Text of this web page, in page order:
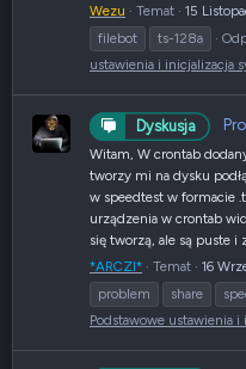
Wezu
Temat 15
filebot
ts-128a
ustawienia i inicjalizacja
Dyskusja
Witam, W crontab
tworzy mi na dysku
w speedtest w formacie
urządzenia w crontab
się tworzą, ale są puste i
*ARCZI*
Temat 16
problem
share
Podstawowe ustawienia